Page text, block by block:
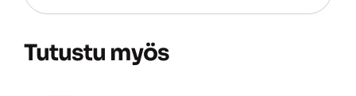
Tutustu myös